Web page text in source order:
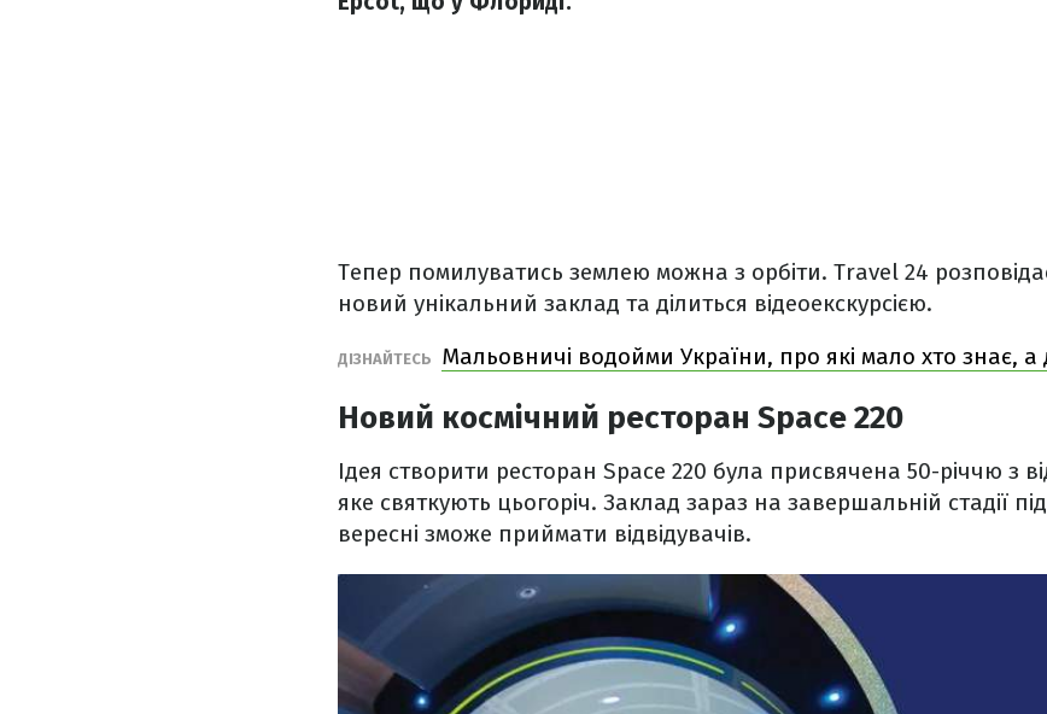
Тепер помилуватись землею можна з орбіти. Travel 24
новий унікальний заклад та ділиться відеоекскурсією.
ДІЗНАЙТЕСЬ Мальовничі водойми України, про які мало хто знає, а
Новий космічний ресторан Space 220
Ідея створити ресторан Space 220 була присвячена 50-річчю з
яке святкують цьогоріч. Заклад зараз на завершальній стадії
вересні зможе приймати відвідувачів.